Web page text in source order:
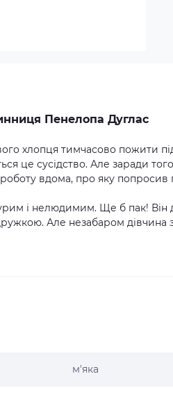
Пенелопа Дуглас
хлопця тимчасово пожити
це сусідство. Але заради
вдома, про яку попросив
і нелюдимим. Ще б пак!
Але незабаром дівчина
м'яка